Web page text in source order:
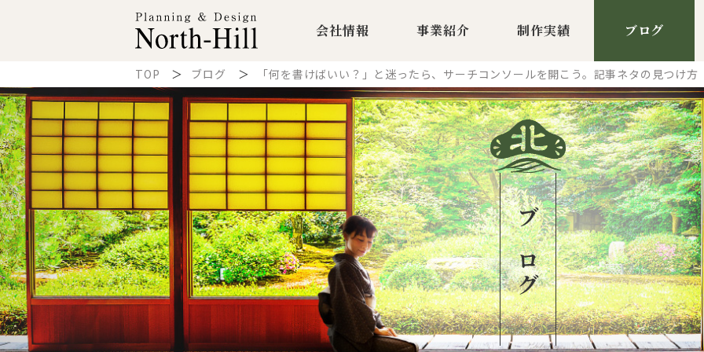
会社情報 事業紹介 制作実績 ブログ
TOP ブログ 「何を書けばいい？」と迷ったら、サーチコンソールを開こう。記事ネタの見つけ方
ブログ